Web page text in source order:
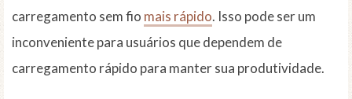
carregamento sem fio mais rápido. Isso pode ser um
inconveniente para usuários que dependem de
carregamento rápido para manter sua produtividade.